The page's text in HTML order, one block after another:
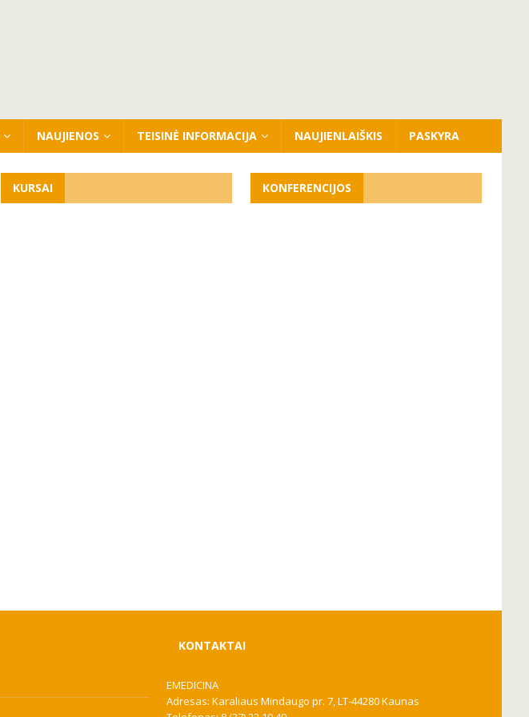
NAUJIENOS TEISINĖ INFORMACIJA NAUJIENLAIŠKIS PASKYRA
KURSAI KONFERENCIJOS
KONTAKTAI
EMEDICINA
Adresas: Karaliaus Mindaugo pr. 7, LT-44280 Kaunas